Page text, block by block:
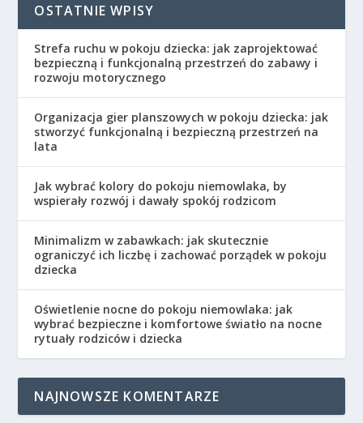
OSTATNIE WPISY
Strefa ruchu w pokoju dziecka: jak zaprojektować
bezpieczną i funkcjonalną przestrzeń do zabawy i
rozwoju motorycznego
Organizacja gier planszowych w pokoju dziecka: jak
stworzyć funkcjonalną i bezpieczną przestrzeń na
lata
Jak wybrać kolory do pokoju niemowlaka, by
wspierały rozwój i dawały spokój rodzicom
Minimalizm w zabawkach: jak skutecznie
ograniczyć ich liczbę i zachować porządek w pokoju
dziecka
Oświetlenie nocne do pokoju niemowlaka: jak
wybrać bezpieczne i komfortowe światło na nocne
rytuały rodziców i dziecka
NAJNOWSZE KOMENTARZE